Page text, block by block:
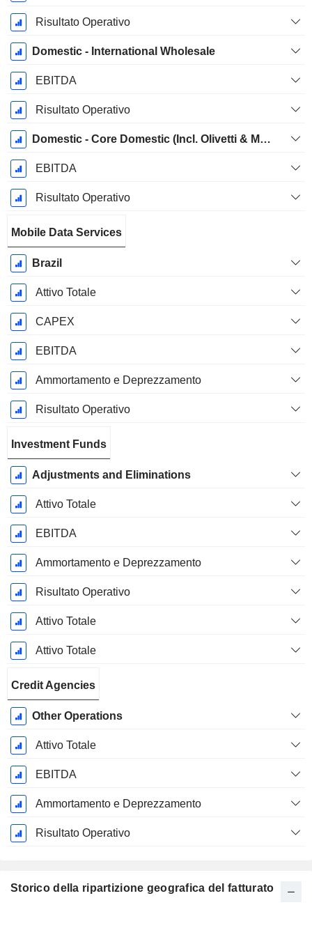
Risultato Operativo
Domestic - International Wholesale
EBITDA
Risultato Operativo
Domestic - Core Domestic (Incl. Olivetti & Media)
EBITDA
Risultato Operativo
Mobile Data Services
Brazil
Attivo Totale
CAPEX
EBITDA
Ammortamento e Deprezzamento
Risultato Operativo
Investment Funds
Adjustments and Eliminations
Attivo Totale
EBITDA
Ammortamento e Deprezzamento
Risultato Operativo
Attivo Totale
Attivo Totale
Credit Agencies
Other Operations
Attivo Totale
EBITDA
Ammortamento e Deprezzamento
Risultato Operativo
Storico della ripartizione geografica del fatturato